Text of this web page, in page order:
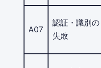
A07
認証・識別の
失敗